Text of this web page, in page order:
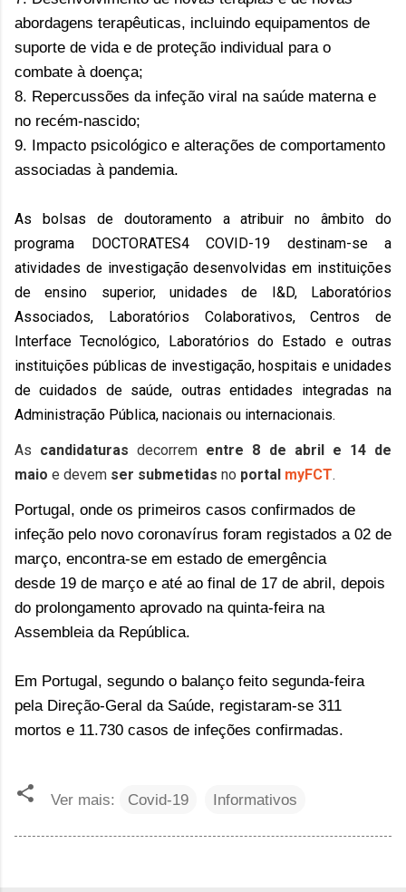
abordagens terapêuticas, incluindo equipamentos de
suporte de vida e de proteção individual para o
combate à doença;
8. Repercussões da infeção viral na saúde materna e
no recém-nascido;
9. Impacto psicológico e alterações de comportamento
associadas à pandemia.
As bolsas de doutoramento a atribuir no âmbito do
programa DOCTORATES4 COVID-19 destinam-se a
atividades de investigação desenvolvidas em instituições
de ensino superior, unidades de I&D, Laboratórios
Associados, Laboratórios Colaborativos, Centros de
Interface Tecnológico, Laboratórios do Estado e outras
instituições públicas de investigação, hospitais e unidades
de cuidados de saúde, outras entidades integradas na
Administração Pública, nacionais ou internacionais.
As candidaturas decorrem entre 8 de abril e 14 de
maio e devem ser submetidas no portal myFCT.
Portugal, onde os primeiros casos confirmados de
infeção pelo novo coronavírus foram registados a 02 de
março, encontra-se em estado de emergência
desde 19 de março e até ao final de 17 de abril, depois
do prolongamento aprovado na quinta-feira na
Assembleia da República.
Em Portugal, segundo o balanço feito segunda-feira
pela Direção-Geral da Saúde, registaram-se 311
mortos e 11.730 casos de infeções confirmadas.
Ver mais: Covid-19 Informativos